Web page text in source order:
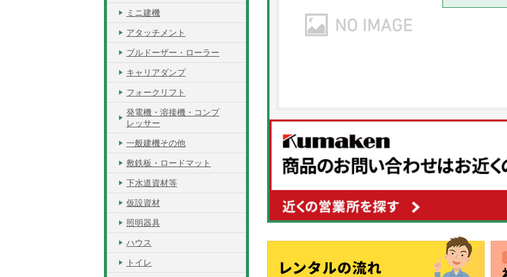
ミニ建機
アタッチメント
ブルドーザー・ローラー
キャリアダンプ
フォークリフト
発電機・溶接機・コンプ
レッサー
一般建機その他
敷鉄板・ロードマット
下水道資材等
仮設資材
照明器具
ハウス
トイレ